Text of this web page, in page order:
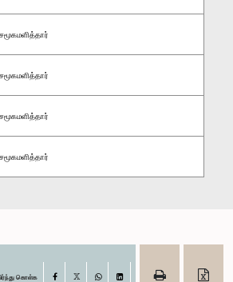
சமூகமளித்தார்
சமூகமளித்தார்
சமூகமளித்தார்
சமூகமளித்தார்
கொள்க Facebook